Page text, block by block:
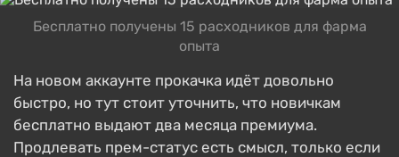
Бесплатно получены 15 расходников для фарма
опыта
На новом аккаунте прокачка идёт довольно
быстро, но тут стоит уточнить, что новичкам
бесплатно выдают два месяца премиума.
Продлевать прем-статус есть смысл, только если